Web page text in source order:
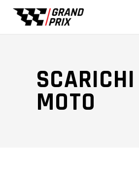
SCARICHI
MOTO